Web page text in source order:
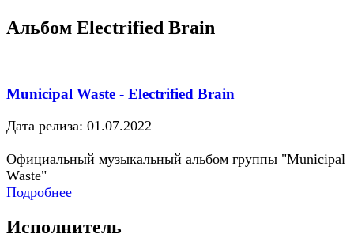
Альбом Electrified Brain
Municipal Waste - Electrified Brain
Дата релиза: 01.07.2022
Официальный музыкальный альбом группы "Municipal
Waste"
Подробнее
Исполнитель